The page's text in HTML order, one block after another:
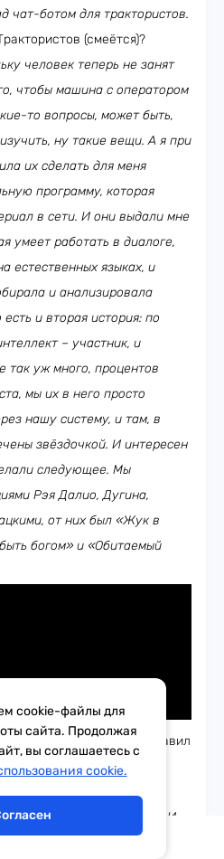
чат-ботом для трактористов.
(смеётся)?
человек теперь не занят
чтобы машина с оператором
то вопросы, может быть,
ну такие вещи. А я при
их сделать для меня
программу, которая
в сети. И они выдали мне
умеет работать в диалоге,
естественных языках, и
и анализировала
и вторая история: по
– участник, и
так уж много, процентов
мы их в него просто
нашу систему, и там, в
звёздочкой. И интересен
следующее. Мы
Рэя Далио, Дугина,
от них был «Жук в
богом» и «Обитаемый
бы, конечно же, сюда добавил
но не ставили. И
о будущем, day
Гороскоп
cookie-файлы для
сайта. Продолжая
вы соглашаетесь с
cookie.